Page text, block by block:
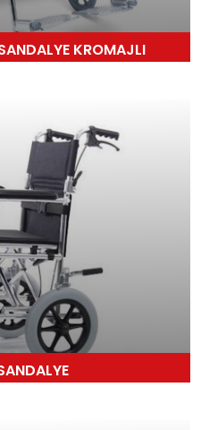
KROMAJLI